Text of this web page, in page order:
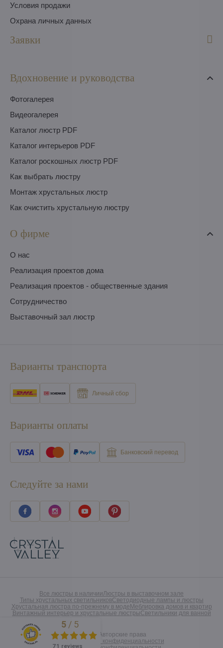
Условия продажи
Охрана личных данных
Заявки
Вдохновение и руководства
Фотогалерея
Видеогалерея
Каталог люстр PDF
Каталог интерьеров PDF
Каталог роскошных люстр PDF
Как выбрать люстру
Монтаж хрустальных люстр
Как очистить хрустальную люстру
О фирме
O нас
Pеализация проектов дома
Pеализация проектов - общественные здания
Сотрудничество
Выставочный зал люстр
Варианты транспорта
Личный сбор
Варианты оплаты
Банковский перевод
Следуйте за нами
Все люстры в наличииЛюстры в выставочном зале
Типы хрустальных светильниковСветодиодные лампы и люстры
Хрустальная люстра по-прежнему в модеМеблировка домов и квартир
Винтажный интерьер и хрустальные люстрыСветильники для ванной
©2026Авторские права
Предпочтения конфиденциальности
Excellent
5 / 5
71 reviews